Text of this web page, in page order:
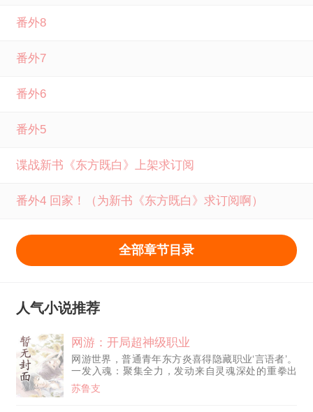
战岁月猪头七最新章节，请分享给您的好友一起来笔下文学
免费阅读。
番外8
番外7
番外6
番外5
谍战新书《东方既白》上架求订阅
番外4 回家！（为新书《东方既白》求订阅啊）
全部章节目录
人气小说推荐
网游：开局超神级职业
网游世界，普通青年东方炎喜得隐藏职业‘言语者’。
一发入魂：聚集全力，发动来自灵魂深处的重拳出
击！造成500%伤害！ 十步一杀：十秒内，对方必定
死亡！ 百折不挠：100秒内，金身无敌！ 百万雄
苏鲁支